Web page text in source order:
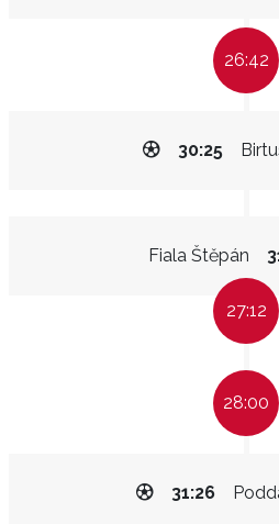
26:42
30:25
Fiala Štěpán
27:12
28:00
31:26